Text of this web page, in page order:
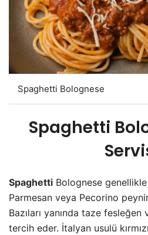
Spaghetti Bolognese
Spaghetti
Spaghetti Bolognese
Parmesan veya Pecorino
Bazıları yanında taze
tercih eder. İtalyan usulü